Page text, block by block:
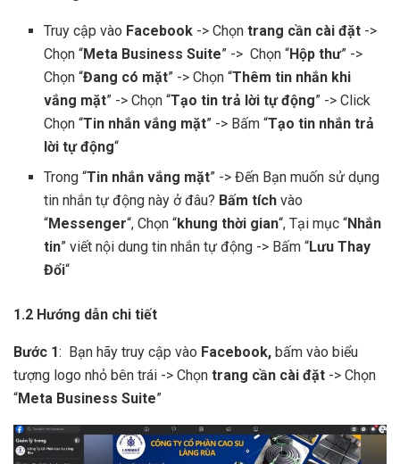
Truy cập vào Facebook -> Chọntrang cần cài đặt ->
Chọn “Meta Business Suite” -> Chọn “Hộp thư” ->
Chọn “Đang có mặt” -> Chọn “Thêm tin nhắn khi
vắng mặt” -> Chọn “Tạo tin trả lời tự động” -> Click
Chọn “Tin nhắn vắng mặt” -> Bấm “Tạo tin nhắn trả
lời tự động“
Trong “Tin nhắn vắng mặt” -> Đến Bạn muốn sử dụng
tin nhắn tự động này ở đâu? Bấm tích vào
“Messenger“, Chọn “khung thời gian“, Tại mục “Nhắn
tin” viết nội dung tin nhắn tự động -> Bấm “Lưu Thay
Đổi“
1.2 Hướng dẫn chi tiết
Bước 1: Bạn hãy truy cập vào Facebook, bấm vào biểu
tượng logo nhỏ bên trái -> Chọn trang cần cài đặt -> Chọn
“Meta Business Suite”